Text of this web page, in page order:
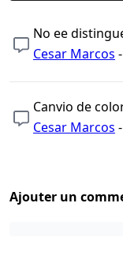
No ee
Cesar Marcos -
Canvio de
Cesar Marcos -
Ajouter un